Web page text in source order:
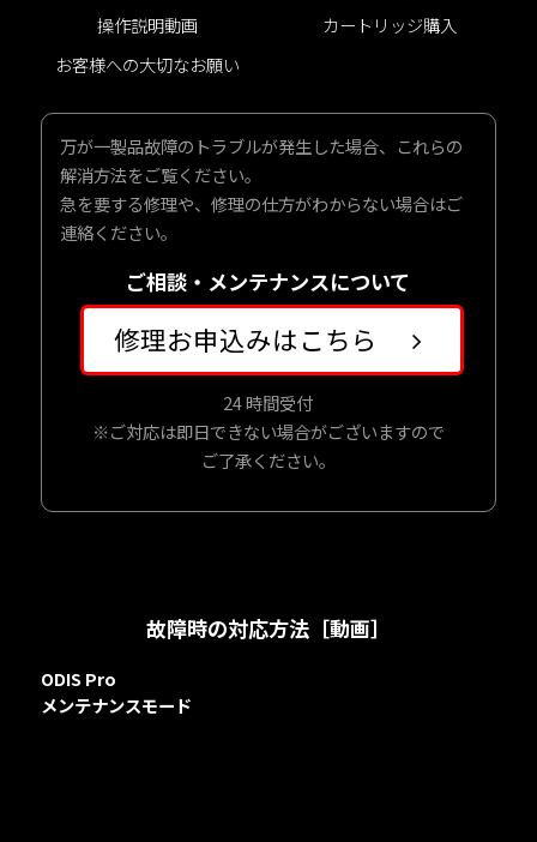
トップ
トップ
ニット
ニット
ェアー
ェアー
操作説明動画
カートリッジ購入
お客様への大切なお願い
万が一製品故障のトラブルが発生した場合、これらの
解消方法をご覧ください。
急を要する修理や、修理の仕方がわからない場合はご
連絡ください。
ご相談・メンテナンスについて
修理お申込みはこちら
24 時間受付
※ご対応は即日できない場合がございますので
ご了承ください。
故障時の対応方法［動画］
ODIS Pro
メンテナンスモード